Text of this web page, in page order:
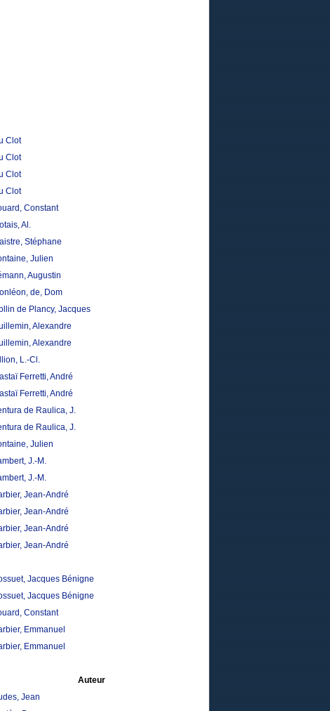
Clot
Clot
Clot
Clot
Constant
Al.
Stéphane
Julien
Augustin
de, Dom
de Plancy, Jacques
Alexandre
Alexandre
L.-Cl.
Ferretti, André
Ferretti, André
de Raulica, J.
de Raulica, J.
Julien
J.-M.
J.-M.
Jean-André
Jean-André
Jean-André
Jean-André
Jacques Bénigne
Jacques Bénigne
Constant
Emmanuel
Emmanuel
Auteur
Jean